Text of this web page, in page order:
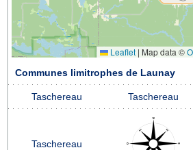
Leaflet | Map data ©
Communes limitrophes de Launay
Taschereau Taschereau
Taschereau